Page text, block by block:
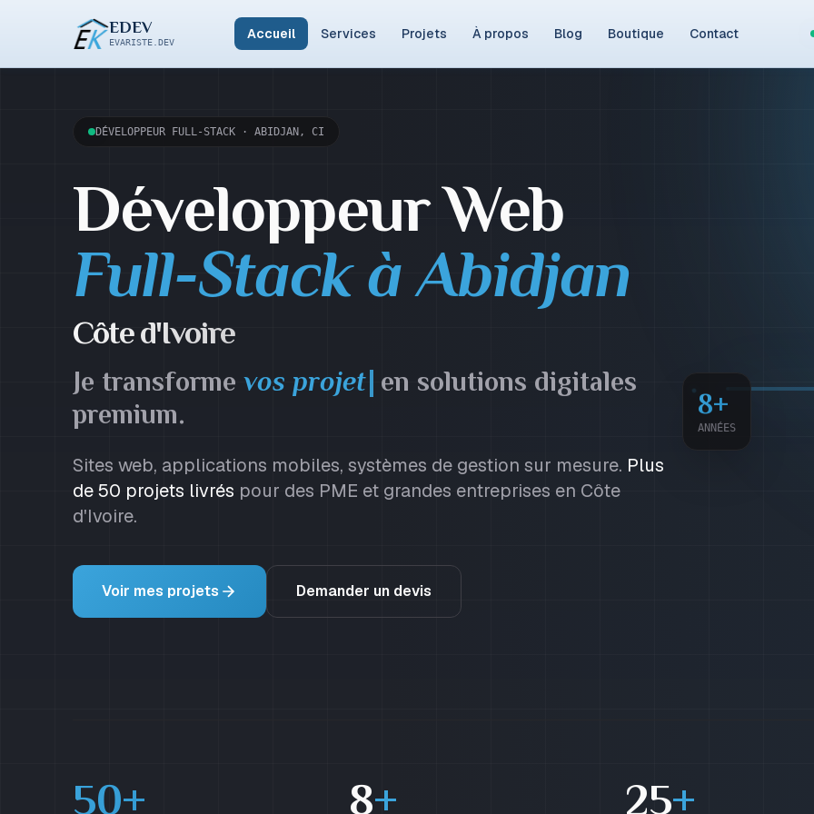
EDEV
EVARISTE.DEV Accueil Services Projets À propos Blog Boutique Contact
DÉVELOPPEUR FULL-STACK · ABIDJAN, CI
Développeur Web
Full-Stack à Abidjan
Côte d'Ivoire
Je transforme vos proj en solutions digitales
premium.
Sites web, applications mobiles, systèmes de gestion sur mesure. Plus
de 50 projets livrés pour des PME et grandes entreprises en Côte
d'Ivoire.
Voir mes projets Demander un devis
8+
ANNÉES
50+ 8+ 25+